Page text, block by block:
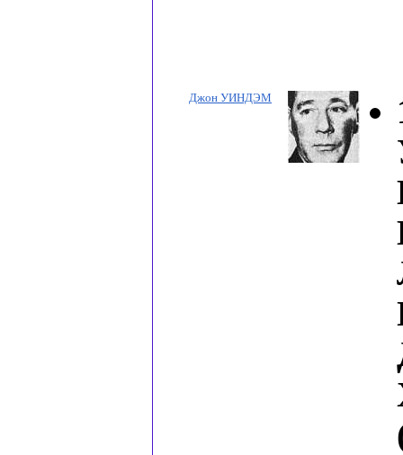
Джон УИНДЭМ